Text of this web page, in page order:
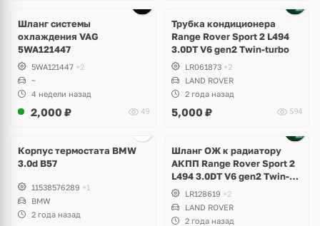
Шланг системы
охлаждения VAG
5WA121447
5WA121447 +2
~
4 недели назад
2,000 ₽ 49
Трубка кондиционера
Range Rover Sport 2 L494
3.0DT V6 gen2 Twin-turbo
LR061873 +2
LAND ROVER
2 года назад
5,000 ₽ 594
Корпус термостата BMW
3.0d B57
11538576289 +1
BMW
2 года назад
Шланг ОЖ к радиатору
АКПП Range Rover Sport 2
L494 3.0DT V6 gen2 Twin-
turboLR128619 +2
LAND ROVER
2 года назад